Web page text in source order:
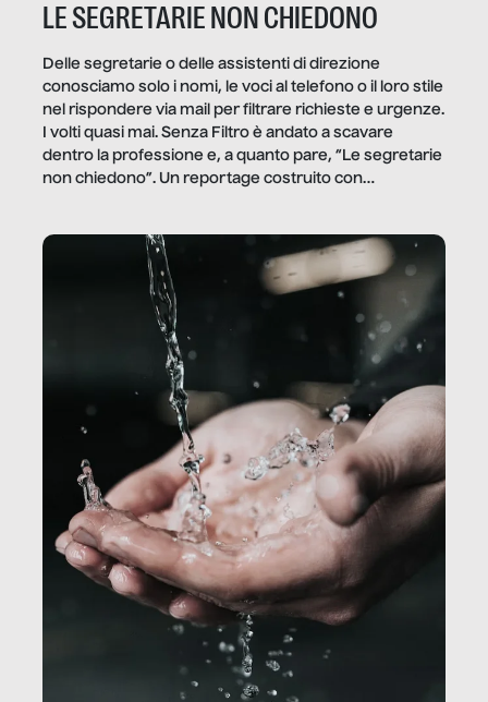
LE SEGRETARIE NON CHIEDONO
Delle segretarie o delle assistenti di direzione
conosciamo solo i nomi, le voci al telefono o il loro stile
nel rispondere via mail per filtrare richieste e urgenze.
I volti quasi mai. Senza Filtro è andato a scavare
dentro la professione e, a quanto pare, “Le segretarie
non chiedono”. Un reportage costruito con